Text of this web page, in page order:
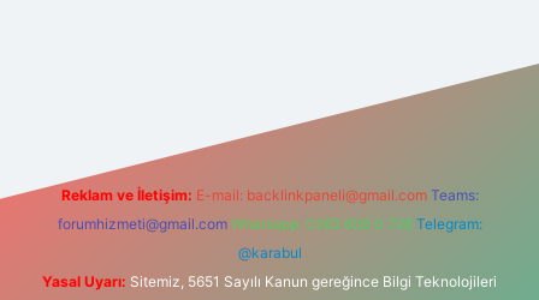
elexbetgiris.org
Reklam ve İletişim: E-mail: backlinkpaneli@gmail.com Teams:
forumhizmeti@gmail.com Whatsapp: 0262 606 0 726 Telegram:
@karabul
Yasal Uyarı: Sitemiz, 5651 Sayılı Kanun gereğince Bilgi Teknolojileri